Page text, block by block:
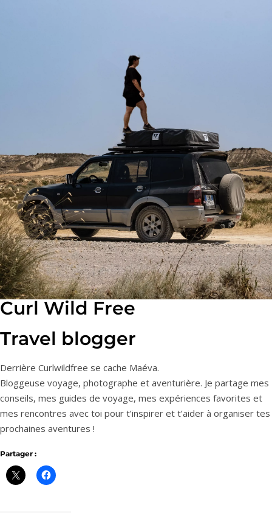
Curl Wild Free
Travel blogger
Derrière Curlwildfree se cache Maéva.
Bloggeuse voyage, photographe et aventurière. Je partage mes
conseils, mes guides de voyage, mes expériences favorites et
mes rencontres avec toi pour t’inspirer et t’aider à organiser tes
prochaines aventures !
Partager :